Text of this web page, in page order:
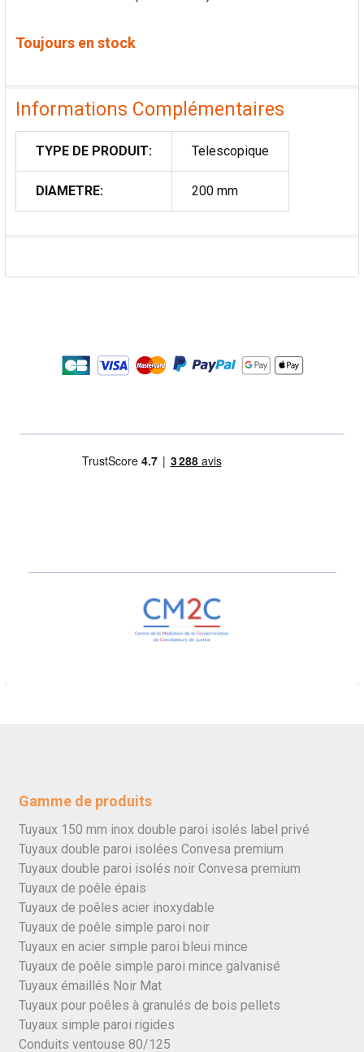
Toujours en stock
Informations Complémentaires
TYPE DE PRODUIT: Telescopique
DIAMETRE: 200 mm
Gamme de produits
Tuyaux 150 mm inox double paroi isolés label privé
Tuyaux double paroi isolées Convesa premium
Tuyaux double paroi isolés noir Convesa premium
Tuyaux de poêle épais
Tuyaux de poêles acier inoxydable
Tuyaux de poêle simple paroi noir
Tuyaux en acier simple paroi bleui mince
Tuyaux de poêle simple paroi mince galvanisé
Tuyaux émaillés Noir Mat
Tuyaux pour poêles à granulés de bois pellets
Tuyaux simple paroi rigides
Conduits ventouse 80/125